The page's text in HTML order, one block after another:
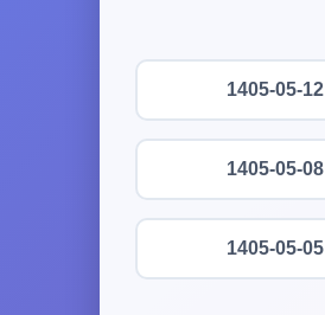
1405-05-12
1405-05-08
1405-05-05